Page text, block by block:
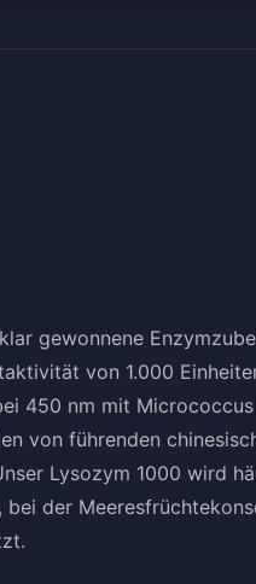
gewonnene
von 1.000
450 nm mit
von führenden
Lysozym 1000 wird
bei der